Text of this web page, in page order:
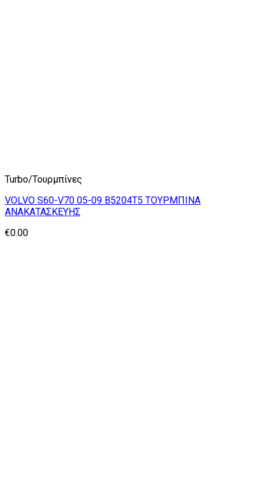
Turbo/Τουρμπίνες
VOLVO S60-V70 05-09 B5204T5 ΤΟΥΡΜΠΙΝΑ
ΑΝΑΚΑΤΑΣΚΕΥΗΣ
€0.00